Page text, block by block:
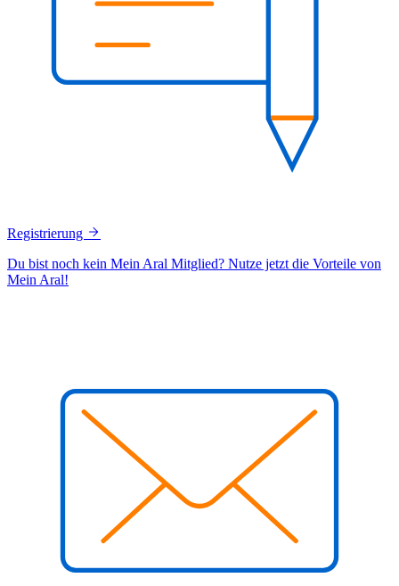
Registrierung
Du bist noch kein Mein Aral Mitglied? Nutze jetzt die Vorteile von
Mein Aral!